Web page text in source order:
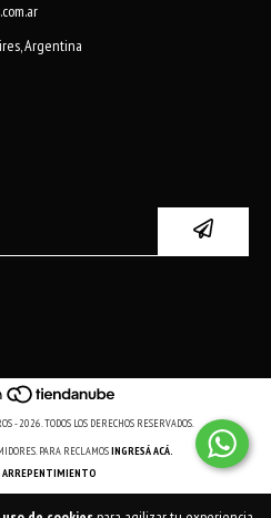
Argentina
- 2026. TODOS LOS DERECHOS RESERVADOS.
PARA RECLAMOSINGRESÁ ACÁ.